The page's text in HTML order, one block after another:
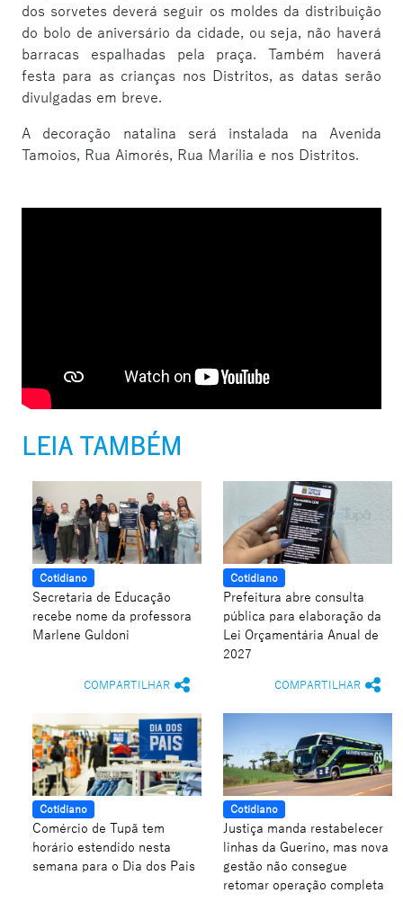
dos sorvetes deverá seguir os moldes da distribuição
do bolo de aniversário da cidade, ou seja, não haverá
barracas espalhadas pela praça. Também haverá
festa para as crianças nos Distritos, as datas serão
divulgadas em breve.
A decoração natalina será instalada na Avenida
Tamoios, Rua Aimorés, Rua Marília e nos Distritos.
LEIA TAMBÉM
Cotidiano
Secretaria de Educação
recebe nome da professora
Marlene Guldoni
COMPARTILHAR
Cotidiano
Prefeitura abre consulta
pública para elaboração da
Lei Orçamentária Anual de
2027
COMPARTILHAR
Cotidiano
Comércio de Tupã tem
horário estendido nesta
semana para o Dia dos Pais
Cotidiano
Justiça manda restabelecer
linhas da Guerino, mas nova
gestão não consegue
retomar operação completa